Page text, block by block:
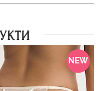
NEW